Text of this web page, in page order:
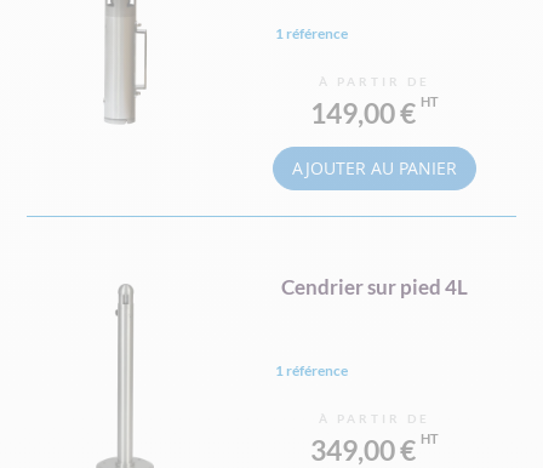
1 référence
À PARTIR DE
149,00 €
AJOUTER AU PANIER
Cendrier sur pied 4L
1 référence
À PARTIR DE
349,00 €